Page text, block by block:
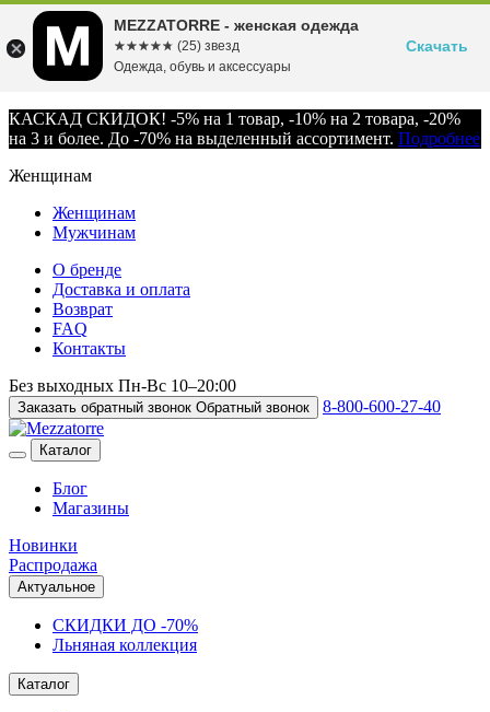
КАСКАД СКИДОК! -5% на 1 товар, -10% на 2 товара, -20%
на 3 и более. До -70% на выделенный ассортимент. Подробнее
Женщинам
Женщинам
Мужчинам
О бренде
Доставка и оплата
Возврат
FAQ
Контакты
Без выходных Пн-Вс 10–20:00
Заказать обратный звонок Обратный звонок 8-800-600-27-40
Каталог
Блог
Магазины
Новинки
Распродажа
Актуальное
СКИДКИ ДО -70%
Льняная коллекция
Каталог
MEZZATORRE - женская одежда
☆☆☆☆☆
★★★★★ (25) звезд
Одежда, обувь и аксессуары
Скачать